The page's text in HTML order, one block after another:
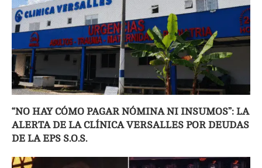
“NO HAY CÓMO PAGAR NÓMINA NI INSUMOS”: LA
ALERTA DE LA CLÍNICA VERSALLES POR DEUDAS
DE LA EPS S.O.S.